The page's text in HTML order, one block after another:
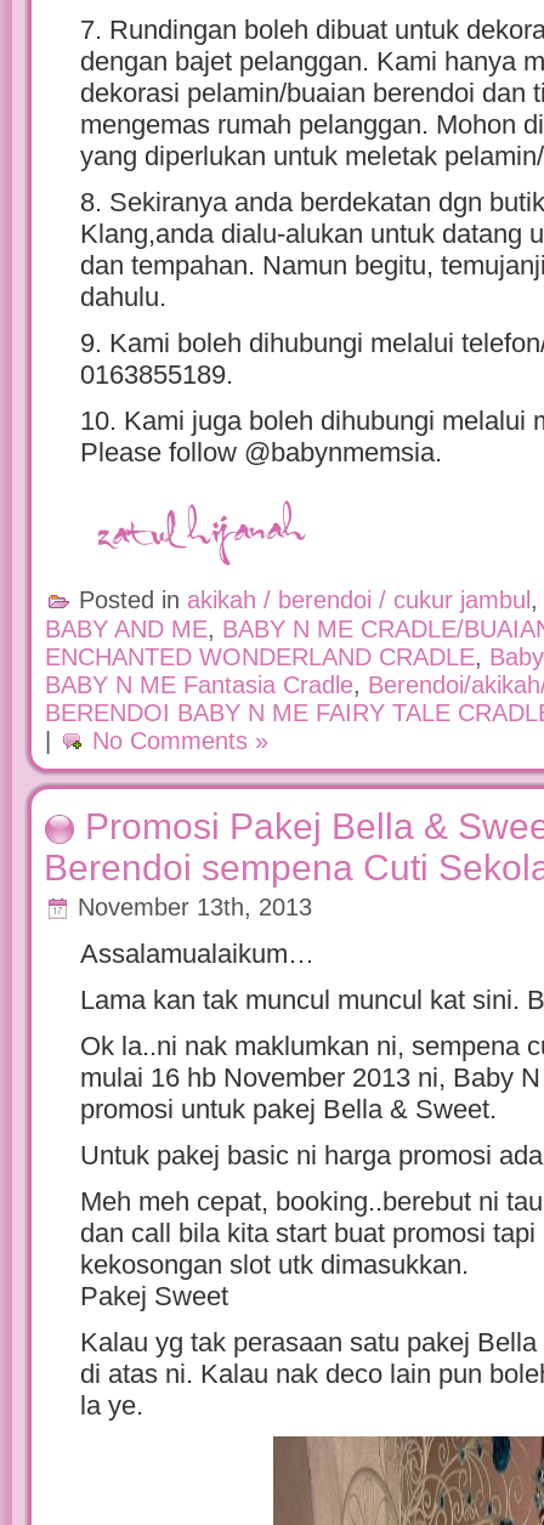
7. Rundingan boleh dibuat untuk
dengan bajet pelanggan. Kami hanya
dekorasi pelamin/buaian berendoi dan
mengemas rumah pelanggan. Mohon
yang diperlukan untuk meletak
8. Sekiranya anda berdekatan dgn
Klang,anda dialu-alukan untuk datang
dan tempahan. Namun begitu,
dahulu.
9. Kami boleh dihubungi melalui
0163855189.
10. Kami juga boleh dihubungi melalui
Please follow @babynmemsia.
Posted in akikah / berendoi / cukur jambul ,
BABY AND ME, BABY N ME CRADLE/
ENCHANTED WONDERLAND CRADLE,
BABY N ME Fantasia Cradle, Berendoi/
BERENDOI BABY N ME FAIRY TALE
|
No Comments »
Promosi Pakej Bella &
Berendoi sempena Cuti
November 13th, 2013
Assalamualaikum…
Lama kan tak muncul muncul kat sini.
Ok la..ni nak maklumkan ni, sempena
mulai 16 hb November 2013 ni, Baby
promosi untuk pakej Bella & Sweet.
Untuk pakej basic ni harga promosi
Meh meh cepat, booking..berebut ni
dan call bila kita start buat promosi
kekosongan slot utk dimasukkan.
Pakej Sweet
Kalau yg tak perasaan satu pakej
di atas ni. Kalau nak deco lain pun
la ye.